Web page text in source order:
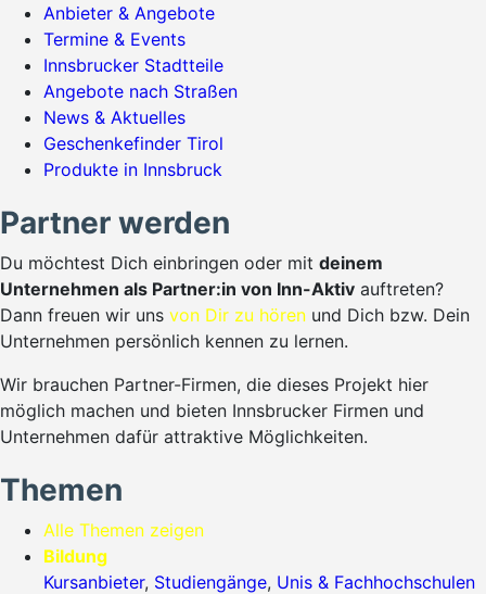
Anbieter & Angebote
Termine & Events
Innsbrucker Stadtteile
Angebote nach Straßen
News & Aktuelles
Geschenkefinder Tirol
Produkte in Innsbruck
Partner werden
Du möchtest Dich einbringen oder mit deinem
Unternehmen als Partner:in von Inn-Aktiv auftreten?
Dann freuen wir uns von Dir zu hören und Dich bzw. Dein
Unternehmen persönlich kennen zu lernen.
Wir brauchen Partner-Firmen, die dieses Projekt hier
möglich machen und bieten Innsbrucker Firmen und
Unternehmen dafür attraktive Möglichkeiten.
Themen
Alle Themen zeigen
Bildung
Kursanbieter, Studiengänge, Unis & Fachhochschulen